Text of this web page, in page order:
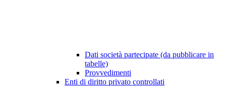
Dati società partecipate (da pubblicare in
tabelle)
Provvedimenti
Enti di diritto privato controllati